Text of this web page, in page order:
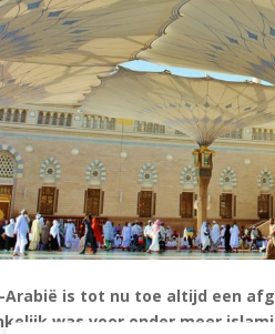
Arabië is tot nu toe altijd een
was voor onder meer